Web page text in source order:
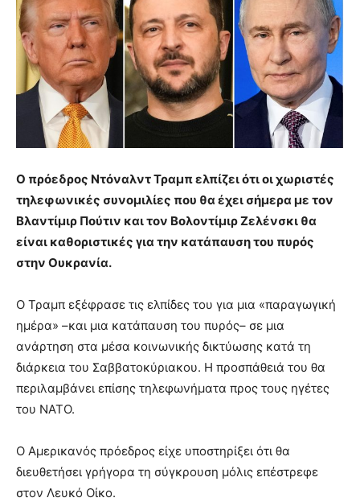
Ο πρόεδρος Ντόναλντ Τραμπ ελπίζει ότι οι χωριστές
τηλεφωνικές συνομιλίες που θα έχει σήμερα με τον
Βλαντίμιρ Πούτιν και τον Βολοντίμιρ Ζελένσκι θα
είναι καθοριστικές για την κατάπαυση του πυρός
στην Ουκρανία.
Ο Τραμπ εξέφρασε τις ελπίδες του για μια «παραγωγική
ημέρα» –και μια κατάπαυση του πυρός– σε μια
ανάρτηση στα μέσα κοινωνικής δικτύωσης κατά τη
διάρκεια του Σαββατοκύριακου. Η προσπάθειά του θα
περιλαμβάνει επίσης τηλεφωνήματα προς τους ηγέτες
του ΝΑΤΟ.
Ο Αμερικανός πρόεδρος είχε υποστηρίξει ότι θα
διευθετήσει γρήγορα τη σύγκρουση μόλις επέστρεφε
στον Λευκό Οίκο.